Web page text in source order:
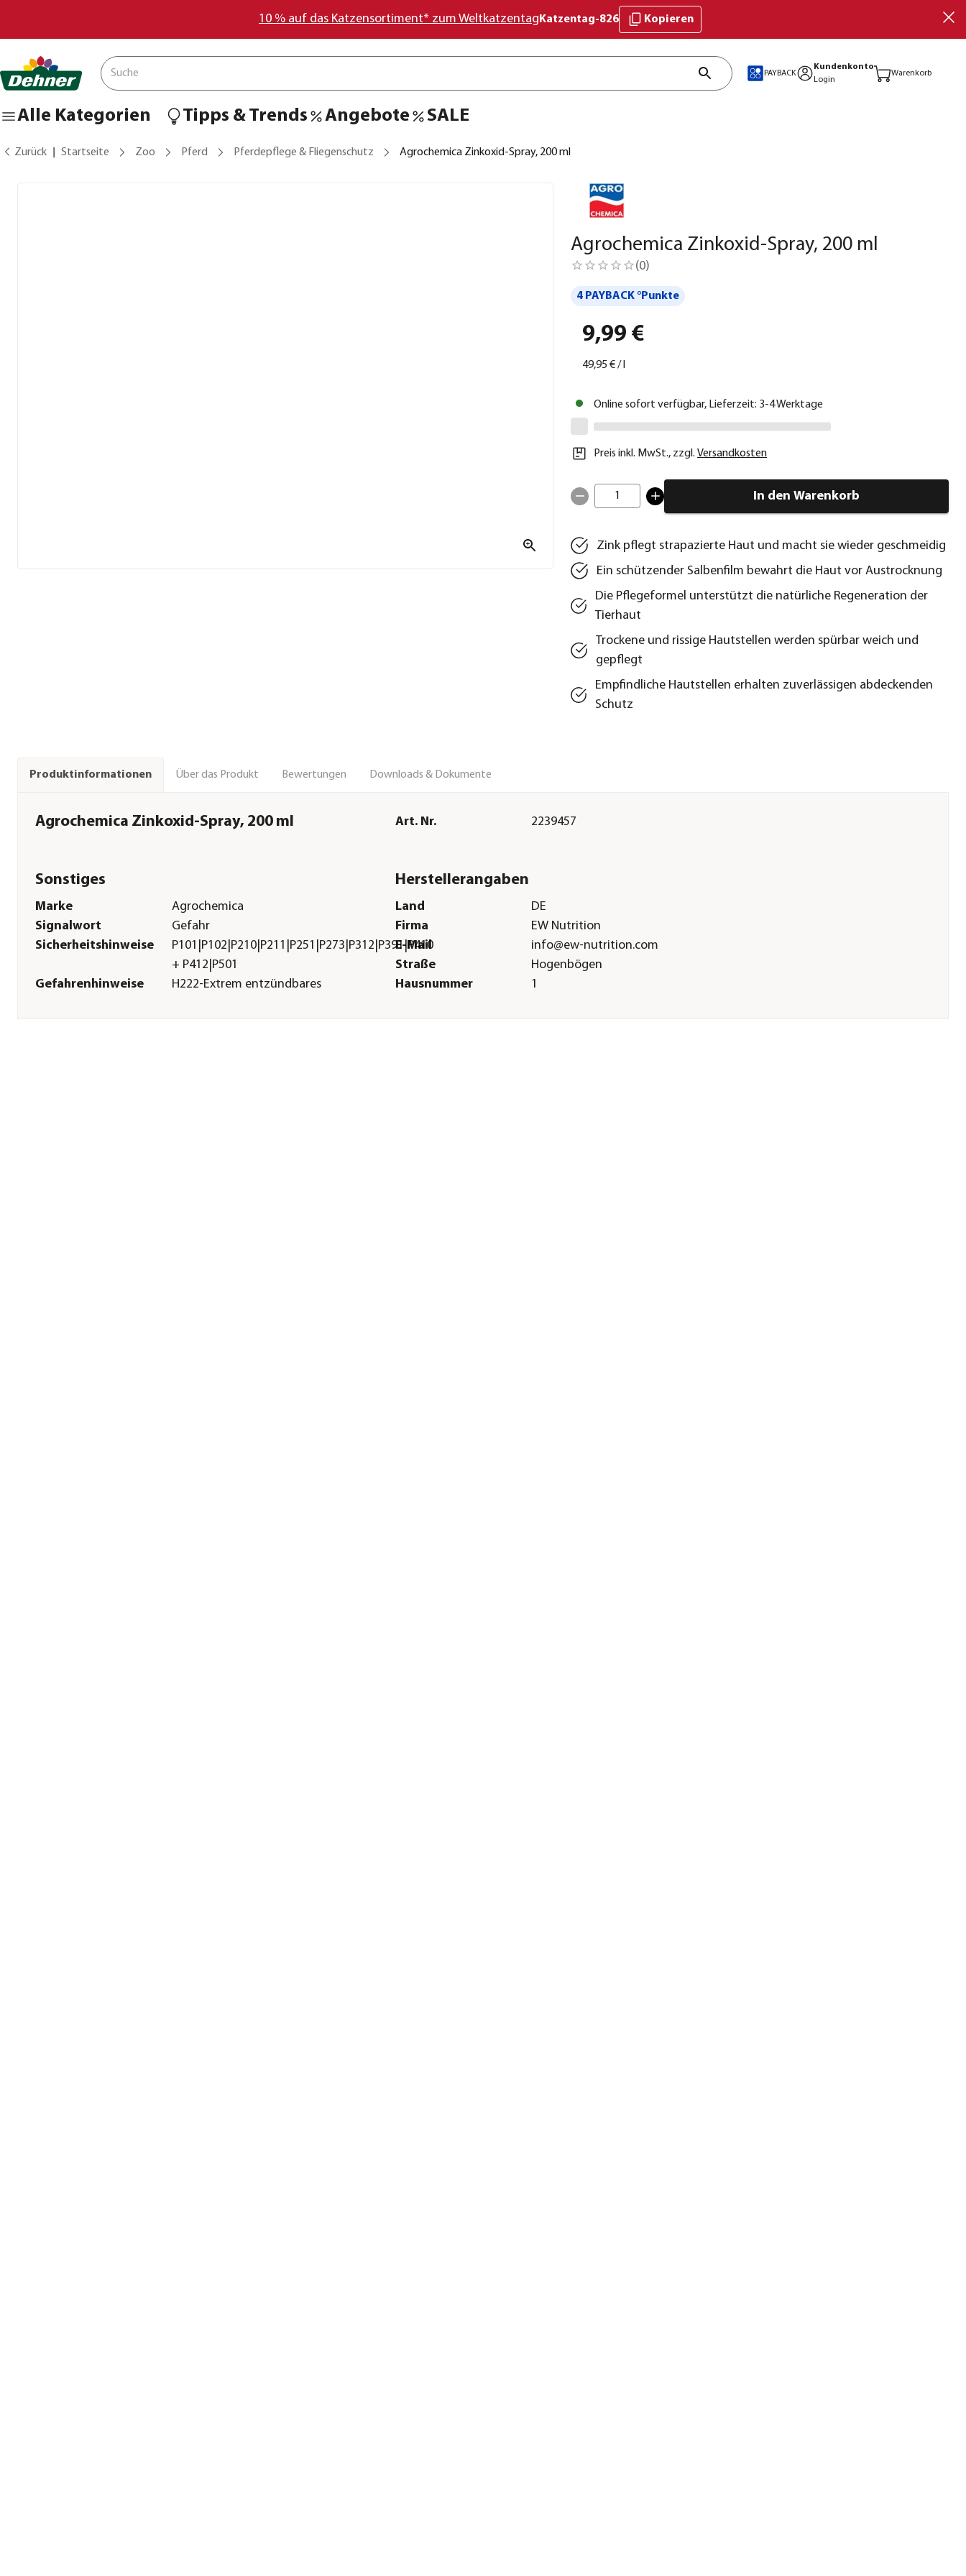
10 % auf das Katzensortiment* zum Weltkatzentag Katzentag-826 Kopieren
PAYBACK
Kundenkonto
Login
Warenkorb
Alle Kategorien Tipps & Trends Angebote SALE
Zurück Startseite Zoo Pferd Pferdepflege & Fliegenschutz Agrochemica Zinkoxid-Spray, 200 ml
Agrochemica Zinkoxid-Spray, 200 ml
(0)
4 PAYBACK °Punkte
9,99 €
49,95 €/
Online sofort verfügbar, Lieferzeit: 3-4 Werktage
Preis inkl. MwSt., zzgl. Versandkosten
1 In den Warenkorb
Zink pflegt strapazierte Haut und macht sie wieder geschmeidig
Ein schützender Salbenfilm bewahrt die Haut vor Austrocknung
Die Pflegeformel unterstützt die natürliche Regeneration der
Tierhaut
Trockene und rissige Hautstellen werden spürbar weich und
gepflegt
Empfindliche Hautstellen erhalten zuverlässigen abdeckenden
Schutz
Produktinformationen Über das Produkt Bewertungen Downloads & Dokumente
Agrochemica Zinkoxid-Spray, 200 ml Art. Nr. 2239457
Sonstiges
Marke
Agrochemica
Signalwort
Gefahr
Sicherheitshinweise
P101|P102|P210|P211|P251|P273|P312|P391|P410
+ P412|P501
Gefahrenhinweise
H222-Extrem entzündbares
Herstellerangaben
Land
DE
Firma
EW Nutrition
E-Mail
info@ew-nutrition.com
Straße
Hogenbögen
Hausnummer
1